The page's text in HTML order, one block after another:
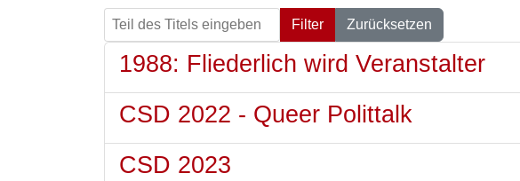
Teil des Titels eingebenFilter Zurücksetzen
1988: Fliederlich wird Veranstalter
CSD 2022 - Queer Polittalk
CSD 2023